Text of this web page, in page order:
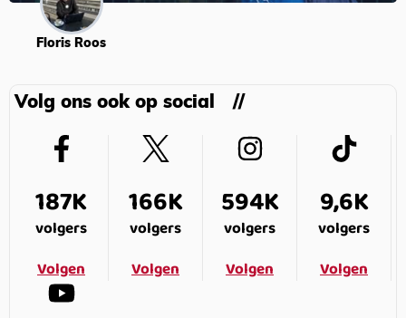
Floris Roos
Volg ons ook op social
187K
volgers
Volgen
166K
volgers
Volgen
594K
volgers
Volgen
9,6K
volgers
Volgen